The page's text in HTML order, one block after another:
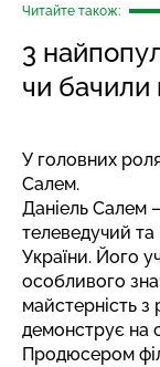
Читайте також:
3
чи бачили
У головних
Салем.
Даніель Салем
телеведучий
України. Його
особливого
майстерність
демонструє на
Продюсером